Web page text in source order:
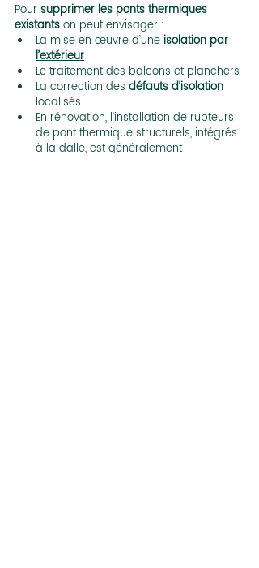
Pour supprimer les ponts thermiques
existants on peut envisager :
La mise en œuvre d’une isolation par
l’extérieur
Le traitement des balcons et planchers
La correction des défauts d’isolation
localisés
En rénovation, l’installation de rupteurs
de pont thermique structurels, intégrés
à la dalle, est généralement